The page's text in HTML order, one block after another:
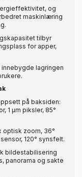
og
maskinlæring
tilbyr
for apper,
lagringen
på baksiden:
1 µm piksler, 85°
optisk zoom, 36°
120° synsfelt.
bildestabilisering
panorama og sakte